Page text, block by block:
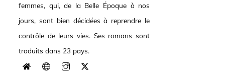
femmes, qui, de la Belle Époque à nos
jours, sont bien décidées à reprendre le
contrôle de leurs vies. Ses romans sont
traduits dans 23 pays.